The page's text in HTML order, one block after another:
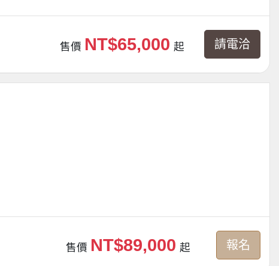
售價 NT$65,000 起 請電洽
售價 NT$89,000 起 報名